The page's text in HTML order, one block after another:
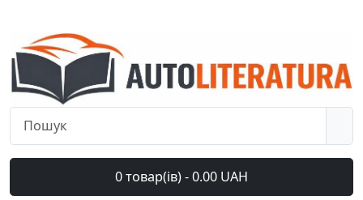
0 товар(ів) - 0.00 UAH